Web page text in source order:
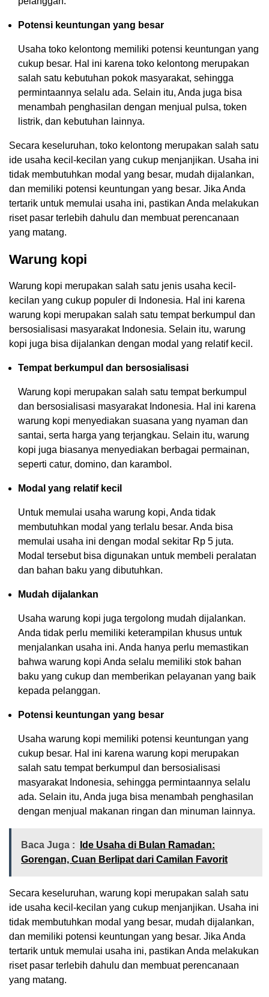
Potensi keuntungan yang besar
Usaha toko kelontong memiliki potensi keuntungan yang
cukup besar. Hal ini karena toko kelontong merupakan
salah satu kebutuhan pokok masyarakat, sehingga
permintaannya selalu ada. Selain itu, Anda juga bisa
menambah penghasilan dengan menjual pulsa, token
listrik, dan kebutuhan lainnya.
Secara keseluruhan, toko kelontong merupakan salah satu
ide usaha kecil-kecilan yang cukup menjanjikan. Usaha ini
tidak membutuhkan modal yang besar, mudah dijalankan,
dan memiliki potensi keuntungan yang besar. Jika Anda
tertarik untuk memulai usaha ini, pastikan Anda melakukan
riset pasar terlebih dahulu dan membuat perencanaan
yang matang.
Warung kopi
Warung kopi merupakan salah satu jenis usaha kecil-
kecilan yang cukup populer di Indonesia. Hal ini karena
warung kopi merupakan salah satu tempat berkumpul dan
bersosialisasi masyarakat Indonesia. Selain itu, warung
kopi juga bisa dijalankan dengan modal yang relatif kecil.
Tempat berkumpul dan bersosialisasi
Warung kopi merupakan salah satu tempat berkumpul
dan bersosialisasi masyarakat Indonesia. Hal ini karena
warung kopi menyediakan suasana yang nyaman dan
santai, serta harga yang terjangkau. Selain itu, warung
kopi juga biasanya menyediakan berbagai permainan,
seperti catur, domino, dan karambol.
Modal yang relatif kecil
Untuk memulai usaha warung kopi, Anda tidak
membutuhkan modal yang terlalu besar. Anda bisa
memulai usaha ini dengan modal sekitar Rp 5 juta.
Modal tersebut bisa digunakan untuk membeli peralatan
dan bahan baku yang dibutuhkan.
Mudah dijalankan
Usaha warung kopi juga tergolong mudah dijalankan.
Anda tidak perlu memiliki keterampilan khusus untuk
menjalankan usaha ini. Anda hanya perlu memastikan
bahwa warung kopi Anda selalu memiliki stok bahan
baku yang cukup dan memberikan pelayanan yang baik
kepada pelanggan.
Potensi keuntungan yang besar
Usaha warung kopi memiliki potensi keuntungan yang
cukup besar. Hal ini karena warung kopi merupakan
salah satu tempat berkumpul dan bersosialisasi
masyarakat Indonesia, sehingga permintaannya selalu
ada. Selain itu, Anda juga bisa menambah penghasilan
dengan menjual makanan ringan dan minuman lainnya.
Baca Juga :
Ide Usaha di Bulan Ramadan:
Gorengan, Cuan Berlipat dari Camilan Favorit
Secara keseluruhan, warung kopi merupakan salah satu
ide usaha kecil-kecilan yang cukup menjanjikan. Usaha ini
tidak membutuhkan modal yang besar, mudah dijalankan,
dan memiliki potensi keuntungan yang besar. Jika Anda
tertarik untuk memulai usaha ini, pastikan Anda melakukan
riset pasar terlebih dahulu dan membuat perencanaan
yang matang.